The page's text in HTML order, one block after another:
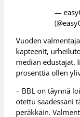
—
Vuoden
kapteenit,
median edustajat.
prosenttia ollen
– BBL on täynnä
otettu saadessani
peräkkäin.